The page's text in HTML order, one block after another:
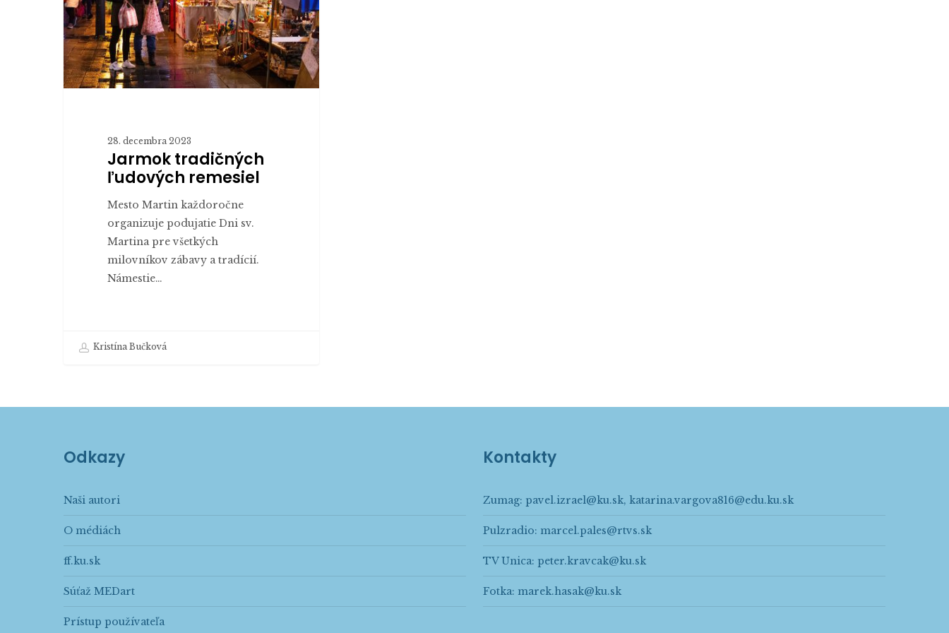
28. decembra 2023
Jarmok tradičných
ľudových remesiel
Mesto Martin každoročne
organizuje podujatie Dni sv.
Martina pre všetkých
milovníkov zábavy a tradícií.
Námestie…
Kristína Bučková
Odkazy
Naši autori
O médiách
ff.ku.sk
Súťaž MEDart
Prístup používateľa
Kontakty
Zumag: pavel.izrael@ku.sk, katarina.vargova816@edu.ku.sk
Pulzradio: marcel.pales@rtvs.sk
TV Unica: peter.kravcak@ku.sk
Fotka: marek.hasak@ku.sk